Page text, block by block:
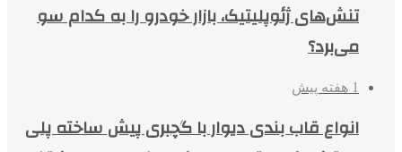
تنش‌های ژئوپلیتیک، بازار خودرو را به کدام سو
می‌برد؟
1 هفته پیش
انواع قاب بندی دیوار با گچبری پیش ساخته پلی